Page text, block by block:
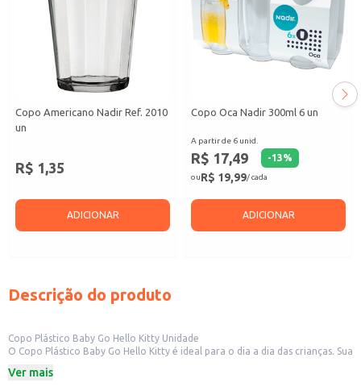
Copo Americano Nadir Ref. 2010
un
R$ 1,35
ADICIONAR
Copo Oca Nadir 300ml 6 un
A partir de 6 unid.
R$ 17,49 -13%
ouR$ 19,99/ cada
ADICIONAR
Descrição do produto
Copo Plástico Baby Go Hello Kitty Unidade
O Copo Plástico Baby Go Hello Kitty é ideal para o dia a dia das crianças. Sua
uso doméstico. A unidade individual facilita a compra e reposição.
Ver mais